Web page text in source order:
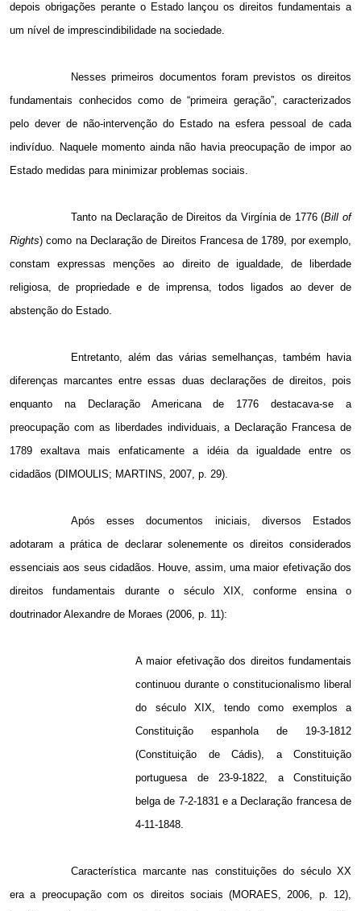
depois obrigações perante o Estado lançou os direitos fundamentais a
um nível de imprescindibilidade na sociedade.
Nesses primeiros documentos foram previstos os direitos
fundamentais conhecidos como de “primeira geração”, caracterizados
pelo dever de não-intervenção do Estado na esfera pessoal de cada
indivíduo. Naquele momento ainda não havia preocupação de impor ao
Estado medidas para minimizar problemas sociais.
Tanto na Declaração de Direitos da Virgínia de 1776 (Bill of
Rights) como na Declaração de Direitos Francesa de 1789, por exemplo,
constam expressas menções ao direito de igualdade, de liberdade
religiosa, de propriedade e de imprensa, todos ligados ao dever de
abstenção do Estado.
Entretanto, além das várias semelhanças, também havia
diferenças marcantes entre essas duas declarações de direitos, pois
enquanto na Declaração Americana de 1776 destacava-se a
preocupação com as liberdades individuais, a Declaração Francesa de
1789 exaltava mais enfaticamente a idéia da igualdade entre os
cidadãos (DIMOULIS; MARTINS, 2007, p. 29).
Após esses documentos iniciais, diversos Estados
adotaram a prática de declarar solenemente os direitos considerados
essenciais aos seus cidadãos. Houve, assim, uma maior efetivação dos
direitos fundamentais durante o século XIX, conforme ensina o
doutrinador Alexandre de Moraes (2006, p. 11):
A maior efetivação dos direitos fundamentais
continuou durante o constitucionalismo liberal
do século XIX, tendo como exemplos a
Constituição espanhola de 19-3-1812
(Constituição de Cádis), a Constituição
portuguesa de 23-9-1822, aConstituição
belga de 7-2-1831 e a Declaração francesa de
4-11-1848.
Característica marcante nas constituições do século XX
era a preocupação com os direitos sociais (MORAES, 2006, p. 12),